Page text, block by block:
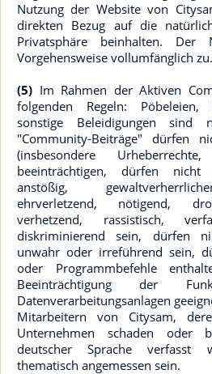
Nutzung der Website von
direkten Bezug auf die
Privatsphäre beinhalten. Der
Vorgehensweise vollumfänglich zu.
(5) Im Rahmen der Aktiven
folgenden Regeln: Pöbeleien,
sonstige Beleidigungen sind
"Community-Beiträge" dürfen
(insbesondere Urheberrechte,
beeinträchtigen, dürfen nicht
anstößig,
ehrverletzend, nötigend,
verhetzend, rassistisch,
diskriminierend sein, dürfen
unwahr oder irreführend sein,
oder Programmbefehle
Beeinträchtigung der
Datenverarbeitungsanlagen
Mitarbeitern von Citysam,
Unternehmen schaden oder
deutscher Sprache verfasst
thematisch angemessen sein.